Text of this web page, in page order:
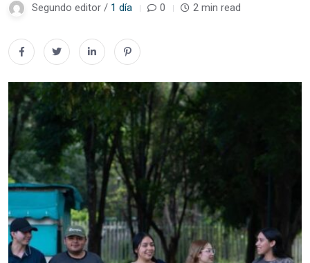
Segundo editor / 1 día 0 2 min read